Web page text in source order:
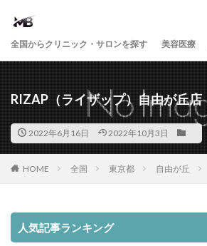
全国からクリニック・サロンを探す 美容医療
RIZAP（ライザップ）自由が丘店
2022年6月16日 2022年10月3日
HOME 全国 東京都 自由が丘
人気記事ランキング